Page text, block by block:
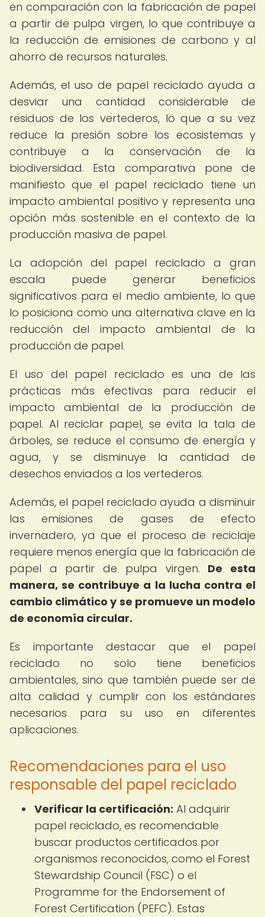
en comparación con la fabricación de papel
a partir de pulpa virgen, lo que contribuye a
la reducción de emisiones de carbono y al
ahorro de recursos naturales.
Además, el uso de papel reciclado ayuda a
desviar una cantidad considerable de
residuos de los vertederos, lo que a su vez
reduce la presión sobre los ecosistemas y
contribuye a la conservación de la
biodiversidad. Esta comparativa pone de
manifiesto que el papel reciclado tiene un
impacto ambiental positivo y representa una
opción más sostenible en el contexto de la
producción masiva de papel.
La adopción del papel reciclado a gran
escala puede generar beneficios
significativos para el medio ambiente, lo que
lo posiciona como una alternativa clave en la
reducción del impacto ambiental de la
producción de papel.
El uso del papel reciclado es una de las
prácticas más efectivas para reducir el
impacto ambiental de la producción de
papel. Al reciclar papel, se evita la tala de
árboles, se reduce el consumo de energía y
agua, y se disminuye la cantidad de
desechos enviados a los vertederos.
Además, el papel reciclado ayuda a disminuir
las emisiones de gases de efecto
invernadero, ya que el proceso de reciclaje
requiere menos energía que la fabricación de
papel a partir de pulpa virgen. De esta
manera, se contribuye a la lucha contra el
cambio climático y se promueve un modelo
de economía circular.
Es importante destacar que el papel
reciclado no solo tiene beneficios
ambientales, sino que también puede ser de
alta calidad y cumplir con los estándares
necesarios para su uso en diferentes
aplicaciones.
Recomendaciones para el uso
responsable del papel reciclado
Verificar la certificación: Al adquirir
papel reciclado, es recomendable
buscar productos certificados por
organismos reconocidos, como el Forest
Stewardship Council (FSC) o el
Programme for the Endorsement of
Forest Certification (PEFC). Estas